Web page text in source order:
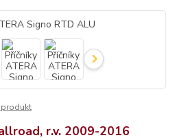
r.v. 2009-2016